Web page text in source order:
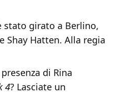
stato girato a Berlino,
Shay Hatten. Alla regia
di Rina
4? Lasciate un